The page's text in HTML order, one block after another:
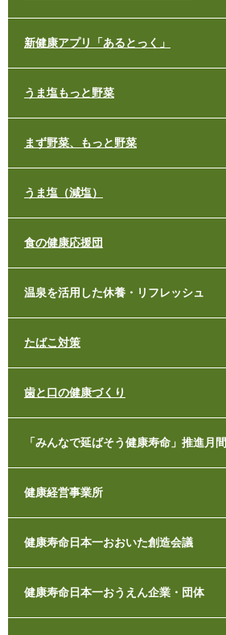
新健康アプリ「あるとっく」
うま塩もっと野菜
まず野菜、もっと野菜
うま塩（減塩）
食の健康応援団
温泉を活用した休養・リフレッシュ
たばこ対策
歯と口の健康づくり
「みんなで延ばそう健康寿命」推進月間
健康経営事業所
健康寿命日本一おおいた創造会議
健康寿命日本一おうえん企業・団体